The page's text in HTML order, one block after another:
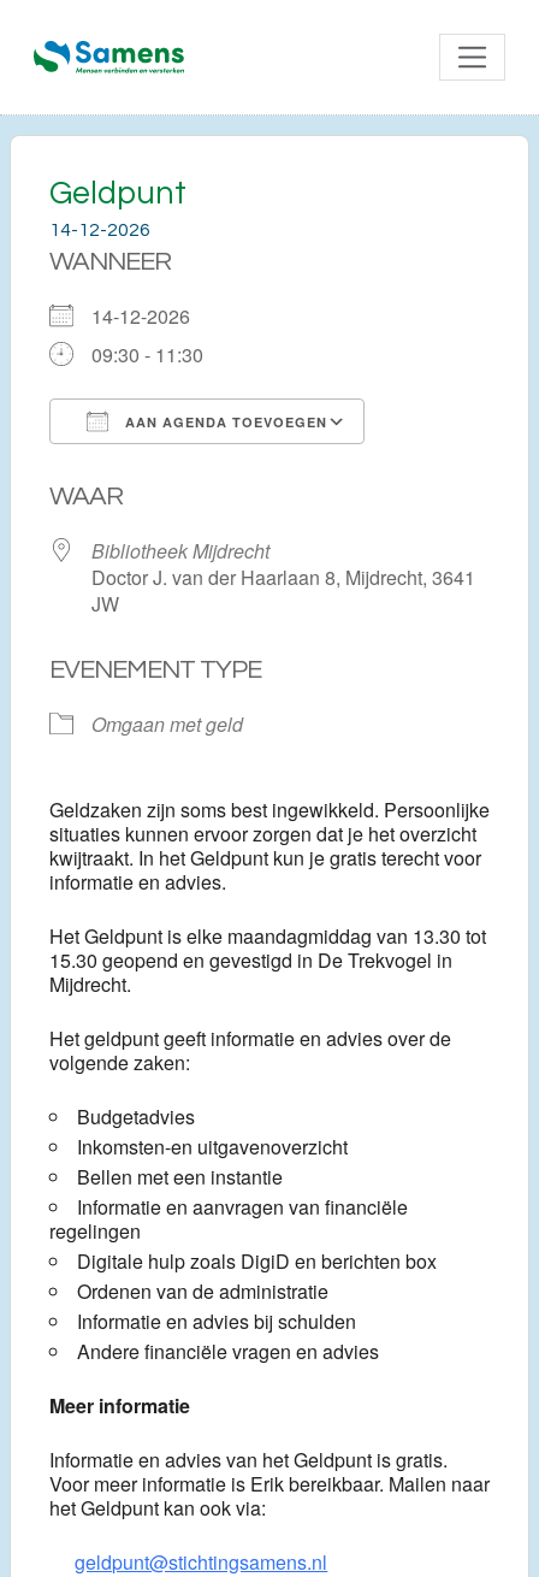
Geldpunt
14-12-2026
WANNEER
14-12-2026
09:30 - 11:30
AAN AGENDA TOEVOEGEN
WAAR
Bibliotheek Mijdrecht
Doctor J. van der Haarlaan 8, Mijdrecht, 3641
JW
EVENEMENT TYPE
Omgaan met geld
Geldzaken zijn soms best ingewikkeld. Persoonlijke
situaties kunnen ervoor zorgen dat je het overzicht
kwijtraakt. In het Geldpunt kun je gratis terecht voor
informatie en advies.
Het Geldpunt is elke maandagmiddag van 13.30 tot
15.30 geopend en gevestigd in De Trekvogel in
Mijdrecht.
Het geldpunt geeft informatie en advies over de
volgende zaken:
Budgetadvies
Inkomsten-en uitgavenoverzicht
Bellen met een instantie
Informatie en aanvragen van financiële
regelingen
Digitale hulp zoals DigiD en berichten box
Ordenen van de administratie
Informatie en advies bij schulden
Andere financiële vragen en advies
Meer informatie
Informatie en advies van het Geldpunt is gratis.
Voor meer informatie is Erik bereikbaar. Mailen naar
het Geldpunt kan ook via:
geldpunt@stichtingsamens.nl